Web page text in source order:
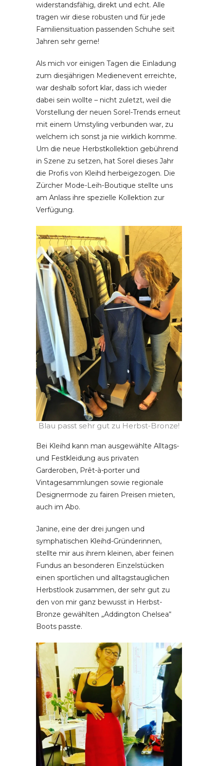
widerstandsfähig, direkt und echt. Alle
tragen wir diese robusten und für jede
Familiensituation passenden Schuhe seit
Jahren sehr gerne!
Als mich vor einigen Tagen die Einladung
zum diesjährigen Medienevent erreichte,
war deshalb sofort klar, dass ich wieder
dabei sein wollte – nicht zuletzt, weil die
Vorstellung der neuen Sorel-Trends erneut
mit einem Umstyling verbunden war, zu
welchem ich sonst ja nie wirklich komme.
Um die neue Herbstkollektion gebührend
in Szene zu setzen, hat Sorel dieses Jahr
die Profis von Kleihd herbeigezogen. Die
Zürcher Mode-Leih-Boutique stellte uns
am Anlass ihre spezielle Kollektion zur
Verfügung.
Blau passt sehr gut zu Herbst-Bronze!
Bei Kleihd kann man ausgewählte Alltags-
und Festkleidung aus privaten
Garderoben, Prêt-à-porter und
Vintagesammlungen sowie regionale
Designermode zu fairen Preisen mieten,
auch im Abo.
Janine, eine der drei jungen und
symphatischen Kleihd-Gründerinnen,
stellte mir aus ihrem kleinen, aber feinen
Fundus an besonderen Einzelstücken
einen sportlichen und alltagstauglichen
Herbstlook zusammen, der sehr gut zu
den von mir ganz bewusst in Herbst-
Bronze gewählten „Addington Chelsea“
Boots passte.